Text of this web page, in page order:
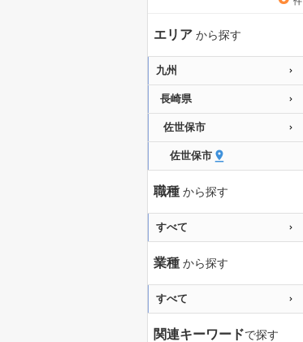
エリア から探す
九州
長崎県
佐世保市
佐世保市
職種 から探す
すべて
業種 から探す
すべて
関連キーワードで探す